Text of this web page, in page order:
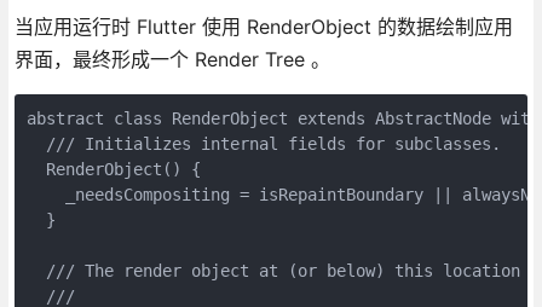
当应用运行时 Flutter 使用 RenderObject 的数据绘制应用
界面，最终形成一个 Render Tree 。
abstract class RenderObject extends AbstractNode
  /// Initializes internal fields for subclasses.
  RenderObject() {
_needsCompositing = isRepaintBoundary ||
  }
/// The render object at (or below) this location
  ///